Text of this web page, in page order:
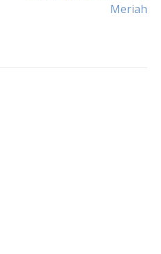
Meriah